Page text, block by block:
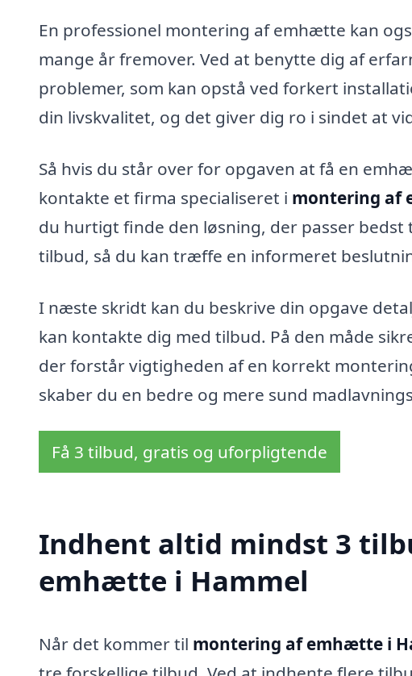
En professionel montering af emhætte kan
mange år fremover. Ved at benytte dig af
problemer, som kan opstå ved forkert
din livskvalitet, og det giver dig ro i sindet at
Så hvis du står over for opgaven at få en
kontakte et firma specialiseret i montering af
du hurtigt finde den løsning, der passer
tilbud, så du kan træffe en informeret
I næste skridt kan du beskrive din opgave
kan kontakte dig med tilbud. På den måde
der forstår vigtigheden af en korrekt
skaber du en bedre og mere sund
Få 3 tilbud, gratis og uforpligtende
Indhent altid mindst 3
emhætte i Hammel
Når det kommer til montering af emhætte i